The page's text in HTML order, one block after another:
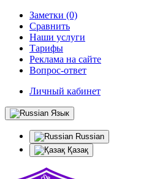
Заметки (0)
Сравнить
Наши услуги
Тарифы
Реклама на сайте
Вопрос-ответ
Личный кабинет
Язык
Russian
Қазақ